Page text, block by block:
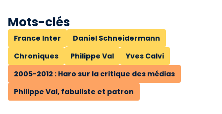
Mots-clés
France Inter
Daniel Schneidermann
Chroniques
Philippe Val
Yves Calvi
2005-2012 : Haro sur la critique des médias
Philippe Val, fabuliste et patron